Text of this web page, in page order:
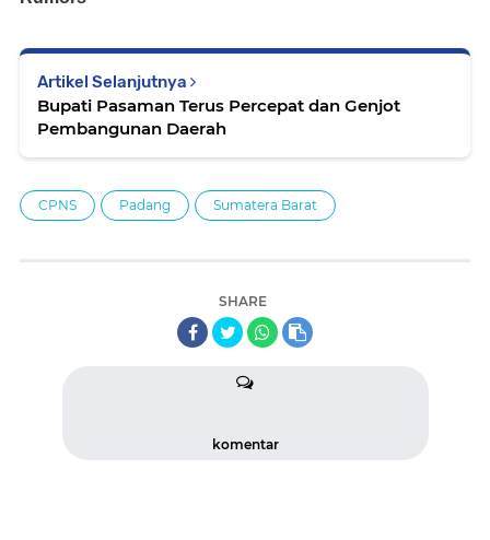
Artikel Selanjutnya
Bupati Pasaman Terus Percepat dan Genjot
Pembangunan Daerah
CPNS Padang Sumatera Barat
SHARE
komentar